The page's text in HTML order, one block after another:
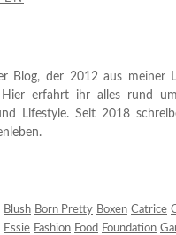
Blog, der 2012 aus meiner
Hier erfahrt ihr alles rund
Lifestyle. Seit 2018
Blush Born Pretty Boxen Catrice
Essie Fashion Food Foundation